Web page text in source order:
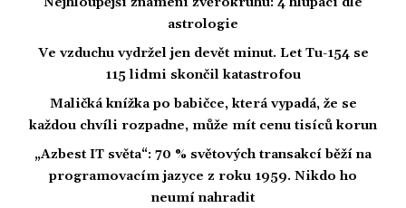
astrologie
Ve vzduchu vydržel jen devět minut. Let Tu-154 se
115 lidmi skončil katastrofou
Maličká knížka po babičce, která vypadá, že se
každou chvíli rozpadne, může mít cenu tisíců korun
„Azbest IT světa“: 70 % světových transakcí běží na
programovacím jazyce z roku 1959. Nikdo ho
neumí nahradit